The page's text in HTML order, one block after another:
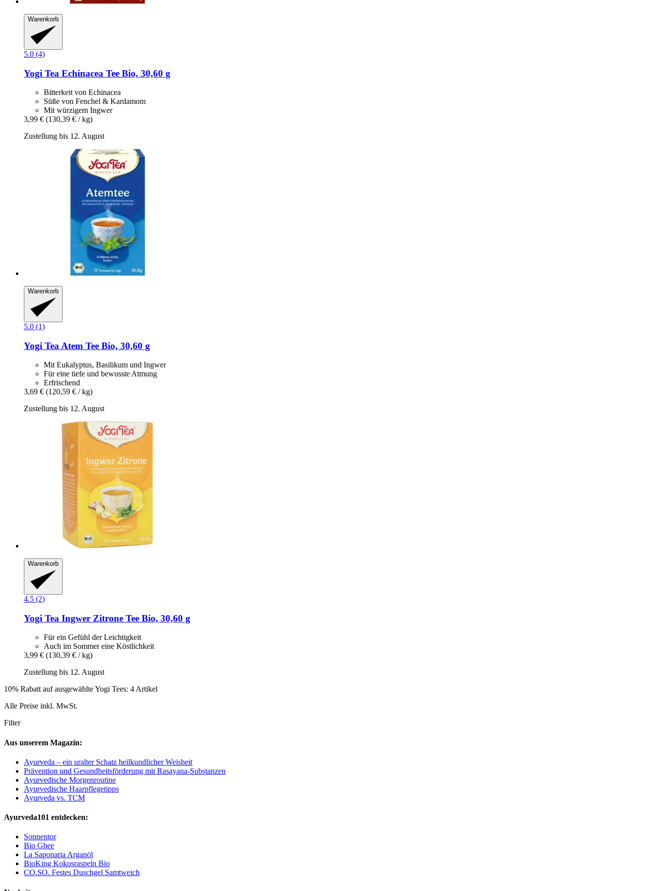
Warenkorb
5.0 (4)
Yogi Tea Echinacea Tee Bio, 30,60 g
Bitterkeit von Echinacea
Süße von Fenchel & Kardamom
Mit würzigem Ingwer
3,99 € (130,39 € / kg)
Zustellung bis 12. August
Warenkorb
5.0 (1)
Yogi Tea Atem Tee Bio, 30,60 g
Mit Eukalyptus, Basilikum und Ingwer
Für eine tiefe und bewusste Atmung
Erfrischend
3,69 € (120,59 € / kg)
Zustellung bis 12. August
Warenkorb
4.5 (2)
Yogi Tea Ingwer Zitrone Tee Bio, 30,60 g
Für ein Gefühl der Leichtigkeit
Auch im Sommer eine Köstlichkeit
3,99 € (130,39 € / kg)
Zustellung bis 12. August
10% Rabatt auf ausgewählte Yogi Tees: 4 Artikel
Alle Preise inkl. MwSt.
Filter
Aus unserem Magazin:
Ayurveda – ein uralter Schatz heilkundlicher Weisheit
Prävention und Gesundheitsförderung mit Rasayana-Substanzen
Ayurvedische Morgenroutine
Ayurvedische Haarpflegetipps
Ayurveda vs. TCM
Ayurveda101 entdecken:
Sonnentor
Bio Ghee
La Saponaria Arganöl
BioKing Kokosraspeln Bio
CO.SO. Festes Duschgel Samtweich